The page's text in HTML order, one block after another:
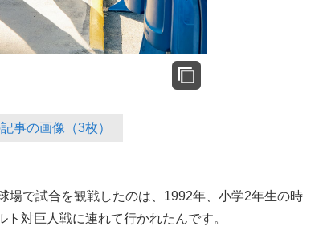
事の画像（3枚）
場で試合を観戦したのは、1992年、小学2年生の時
対巨人戦に連れて行かれたんです。